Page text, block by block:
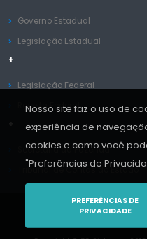
Governo Estadual
Legislação Estadual
+
Legislação Federal
Receita Federal
Secretaria da Fazenda
Tribunal de Contas do Estado
Copyright © ZC Sistemas
Nosso site faz o uso de
experiência de
cookies e como você
"Preferências de
PREFERÊNCIAS DE
PRIVACIDADE